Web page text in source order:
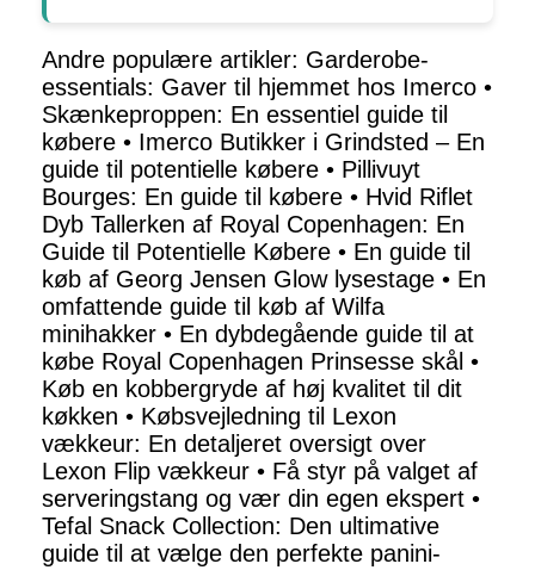
Andre populære artikler: Garderobe-
essentials: Gaver til hjemmet hos Imerco •
Skænkeproppen: En essentiel guide til
købere • Imerco Butikker i Grindsted – En
guide til potentielle købere • Pillivuyt
Bourges: En guide til købere • Hvid Riflet
Dyb Tallerken af Royal Copenhagen: En
Guide til Potentielle Købere • En guide til
køb af Georg Jensen Glow lysestage • En
omfattende guide til køb af Wilfa
minihakker • En dybdegående guide til at
købe Royal Copenhagen Prinsesse skål •
Køb en kobbergryde af høj kvalitet til dit
køkken • Købsvejledning til Lexon
vækkeur: En detaljeret oversigt over
Lexon Flip vækkeur • Få styr på valget af
serveringstang og vær din egen ekspert •
Tefal Snack Collection: Den ultimative
guide til at vælge den perfekte panini-